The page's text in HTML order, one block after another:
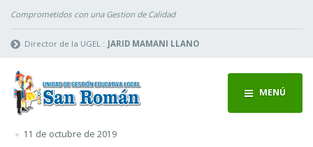
Comprometidos con una Gestion de Calidad
Director de la UGEL : JARID MAMANI LLANO
MENÚ
11 de octubre de 2019